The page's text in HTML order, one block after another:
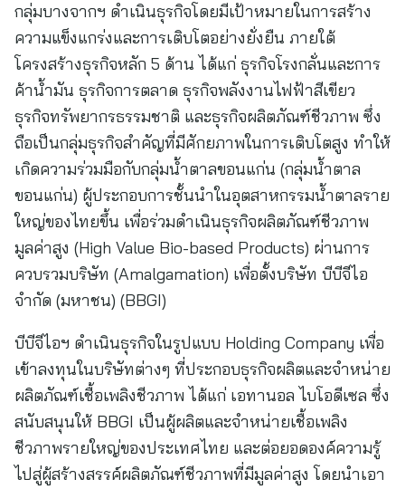
กลุ่มบางจากฯ ดำเนินธุรกิจโดยมีเป้าหมายในการสร้าง
ความแข็งแกร่งและการเติบโตอย่างยั่งยืน ภายใต้
โครงสร้างธุรกิจหลัก 5 ด้าน ได้แก่ ธุรกิจโรงกลั่นและการ
ค้าน้ำมัน ธุรกิจการตลาด ธุรกิจพลังงานไฟฟ้าสีเขียว
ธุรกิจทรัพยากรธรรมชาติ และธุรกิจผลิตภัณฑ์ชีวภาพ ซึ่ง
ถือเป็นกลุ่มธุรกิจสำคัญที่มีศักยภาพในการเติบโตสูง ทำให้
เกิดความร่วมมือกับกลุ่มน้ำตาลขอนแก่น (กลุ่มน้ำตาล
ขอนแก่น) ผู้ประกอบการชั้นนำในอุตสาหกรรมน้ำตาลราย
ใหญ่ของไทยขึ้น เพื่อร่วมดำเนินธุรกิจผลิตภัณฑ์ชีวภาพ
มูลค่าสูง (High Value Bio-based Products) ผ่านการ
ควบรวมบริษัท (Amalgamation) เพื่อตั้งบริษัท บีบีจีไอ
จำกัด (มหาชน) (BBGI)
บีบีจีไอฯ ดำเนินธุรกิจในรูปแบบ Holding Company เพื่อ
เข้าลงทุนในบริษัทต่างๆ ที่ประกอบธุรกิจผลิตและจำหน่าย
ผลิตภัณฑ์เชื้อเพลิงชีวภาพ ได้แก่ เอทานอล ไบโอดีเซล ซึ่ง
สนับสนุนให้ BBGI เป็นผู้ผลิตและจำหน่ายเชื้อเพลิง
ชีวภาพรายใหญ่ของประเทศไทย และต่อยอดองค์ความรู้
ไปสู่ผู้สร้างสรรค์ผลิตภัณฑ์ชีวภาพที่มีมูลค่าสูง โดยนำเอา